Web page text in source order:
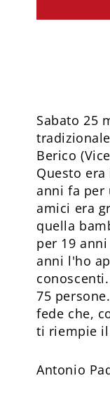
Sabato 25
Berico
Questo
anni fa per
amici era
quella
per 19
anni l'ho
75
fede che,
ti riempie
Antonio